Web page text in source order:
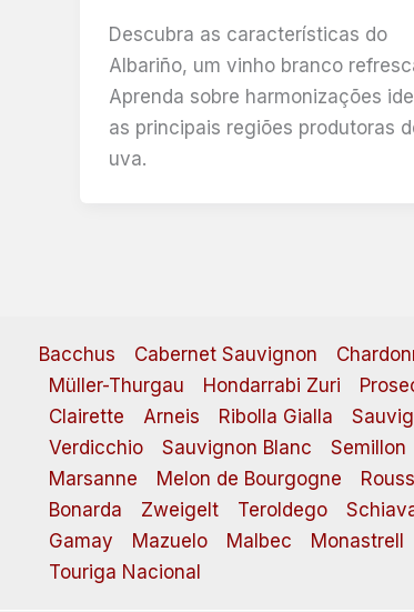
Descubra as características do
Albariño, um vinho branco
Aprenda sobre harmonizações
as principais regiões produtoras
uva.
Bacchus Cabernet Sauvignon
Müller-Thurgau
Hondarrabi Zuri
Clairette
Arneis Ribolla Gialla
Verdicchio
Sauvignon Blanc Semillon
Marsanne
Melon de Bourgogne
Bonarda
Zweigelt Teroldego
Gamay
Mazuelo Malbec Monastrell
Touriga Nacional